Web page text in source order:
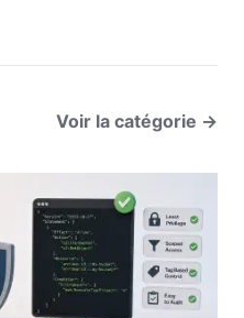
Voir la catégorie →